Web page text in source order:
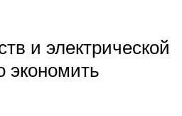
и электрической
экономить